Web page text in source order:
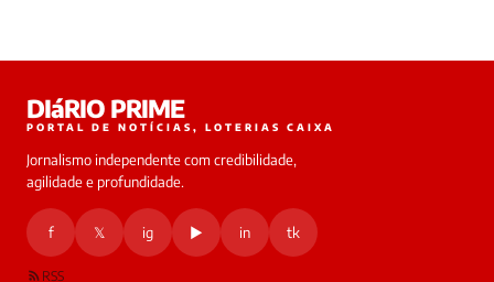
DIáRIO PRIME
PORTAL DE NOTÍCIAS, LOTERIAS CAIXA
Jornalismo independente com credibilidade,
agilidade e profundidade.
f 𝕏 ig ▶ in tk
RSS